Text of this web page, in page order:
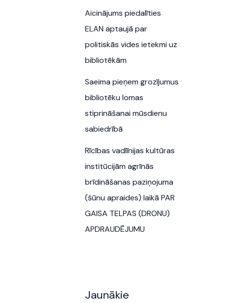
Aicinājums piedalīties
ELAN aptaujā par
politiskās vides ietekmi uz
bibliotēkām
Saeima pieņem grozījumus
bibliotēku lomas
stiprināšanai mūsdienu
sabiedrībā
Rīcības vadlīnijas kultūras
institūcijām agrīnās
brīdināšanas paziņojuma
(šūnu apraides) laikā PAR
GAISA TELPAS (DRONU)
APDRAUDĒJUMU
Jaunākie